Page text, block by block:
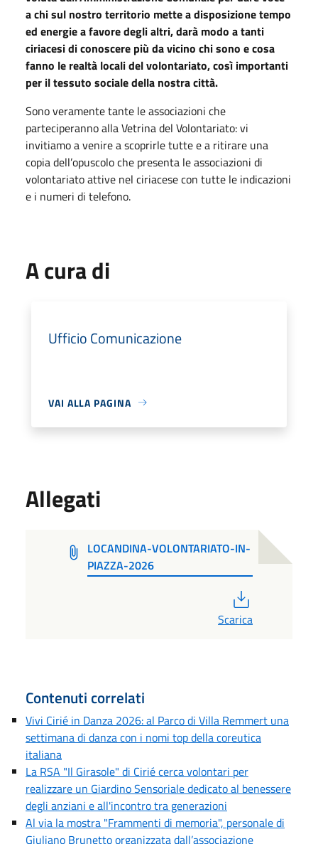
a chi sul nostro territorio mette a disposizione tempo
ed energie a favore degli altri, darà modo a tanti
ciriacesi di conoscere più da vicino chi sono e cosa
fanno le realtà locali del volontariato, così importanti
per il tessuto sociale della nostra città.
Sono veramente tante le associazioni che
parteciperanno alla Vetrina del Volontariato: vi
invitiamo a venire a scoprirle tutte e a ritirare una
copia dell’opuscolo che presenta le associazioni di
volontariato attive nel ciriacese con tutte le indicazioni
e i numeri di telefono.
A cura di
Ufficio Comunicazione
VAI ALLA PAGINA
Allegati
LOCANDINA-VOLONTARIATO-IN-
PIAZZA-2026
Scarica
Contenuti correlati
Vivi Cirié in Danza 2026: al Parco di Villa Remmert una
settimana di danza con i nomi top della coreutica
italiana
La RSA "Il Girasole" di Cirié cerca volontari per
realizzare un Giardino Sensoriale dedicato al benessere
degli anziani e all'incontro tra generazioni
Al via la mostra "Frammenti di memoria", personale di
Giuliano Brunetto organizzata dall’associazione